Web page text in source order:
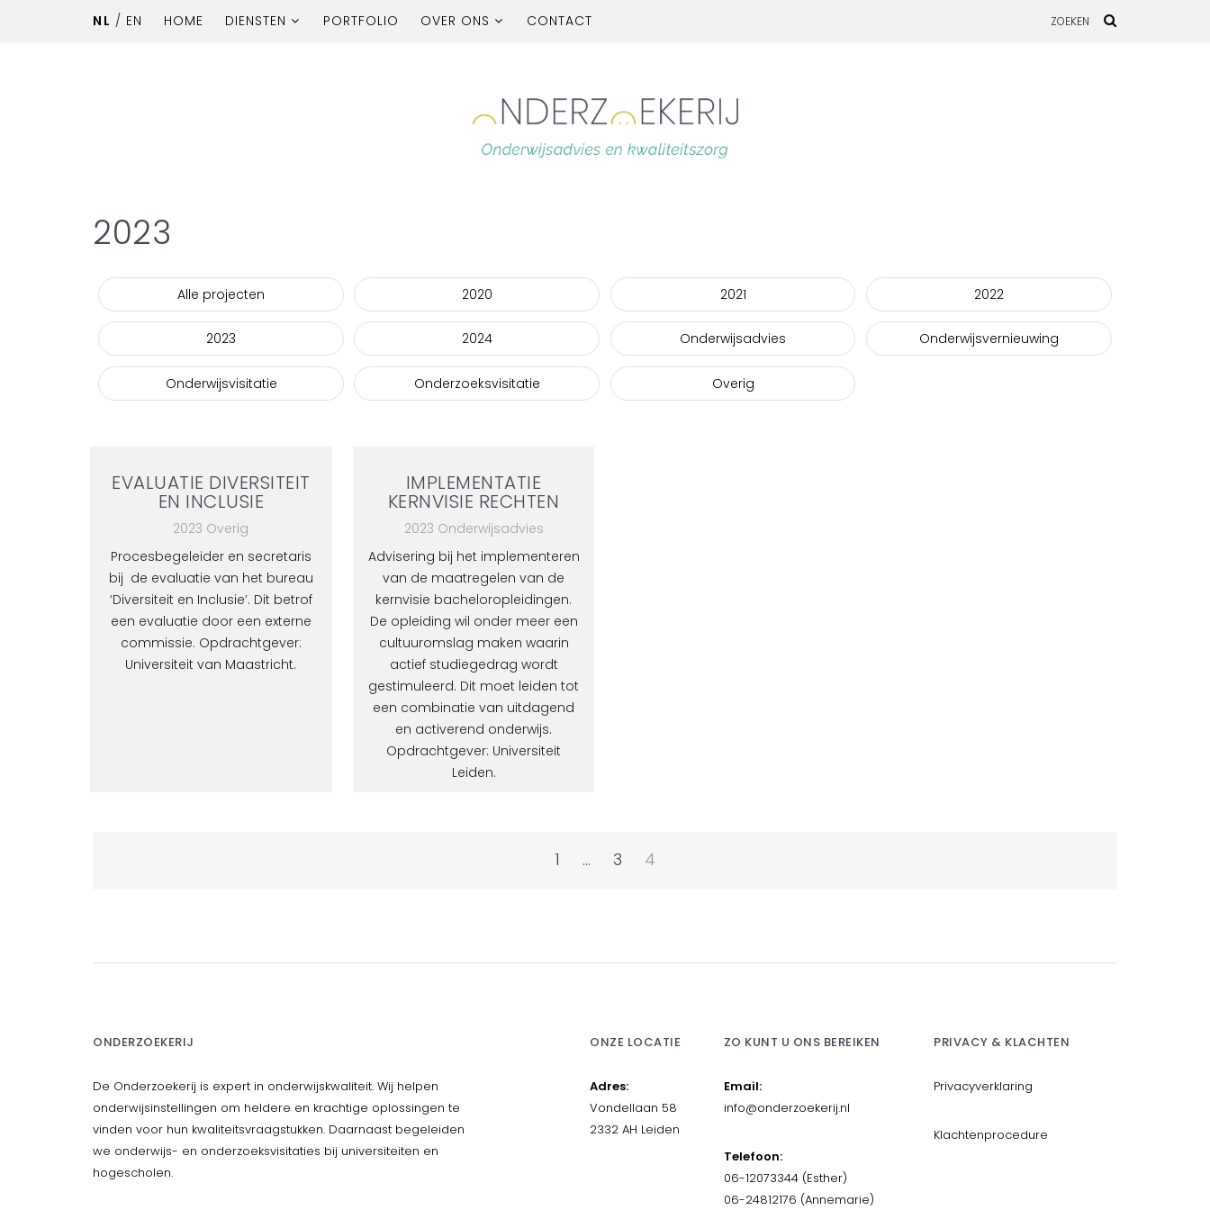
NL / EN HOME DIENSTEN PORTFOLIO OVER ONS CONTACT
2023
Alle projecten 2020 2021 2022
2023 2024 Onderwijsadvies Onderwijsvernieuwing
Onderwijsvisitatie Onderzoeksvisitatie Overig
EVALUATIE DIVERSITEIT
EN INCLUSIE
2023 Overig
Procesbegeleider en secretaris
bij de evaluatie van het bureau
‘Diversiteit en Inclusie’. Dit betrof
een evaluatie door een externe
commissie. Opdrachtgever:
Universiteit van Maastricht.
IMPLEMENTATIE
KERNVISIE RECHTEN
2023 Onderwijsadvies
Advisering bij het implementeren
van de maatregelen van de
kernvisie bacheloropleidingen.
De opleiding wil onder meer een
cultuuromslag maken waarin
actief studiegedrag wordt
gestimuleerd. Dit moet leiden tot
een combinatie van uitdagend
en activerend onderwijs.
Opdrachtgever: Universiteit
Leiden.
1 … 3 4
ONDERZOEKERIJ
De Onderzoekerij is expert in onderwijskwaliteit. Wij helpen
onderwijsinstellingen om heldere en krachtige oplossingen te
vinden voor hun kwaliteitsvraagstukken. Daarnaast begeleiden
we onderwijs- en onderzoeksvisitaties bij universiteiten en
hogescholen.
ONZE LOCATIE
Adres:
Vondellaan 58
2332 AH Leiden
ZO KUNT U ONS BEREIKEN
Email:
info@onderzoekerij.nl
Telefoon:
06-12073344 (Esther)
06-24812176 (Annemarie)
PRIVACY & KLACHTEN
Privacyverklaring
Klachtenprocedure